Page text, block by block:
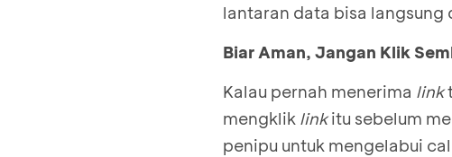
lantaran data bisa
Biar Aman, Jangan Klik
Kalau pernah menerima link
mengklik linkitu sebelum
penipu untuk mengelabui